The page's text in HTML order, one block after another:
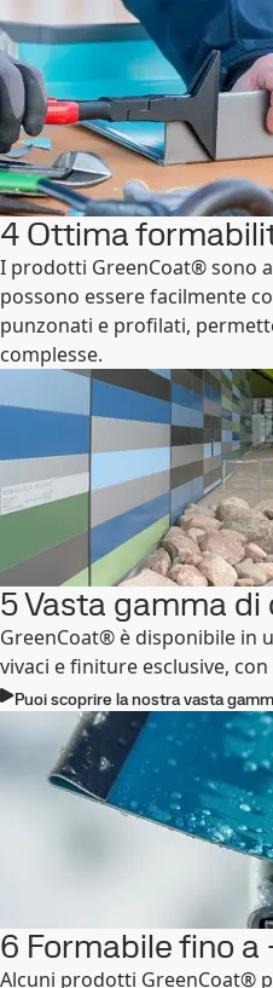
4 Ottima
I prodotti GreenCoat® sono
possono essere facilmente
punzonati e profilati,
complesse.
5 Vasta gamma di
GreenCoat® è disponibile in
vivaci e finiture esclusive,
Puoi scoprire la nostra vasta
6 Formabile fino a
Alcuni prodotti GreenCoat®